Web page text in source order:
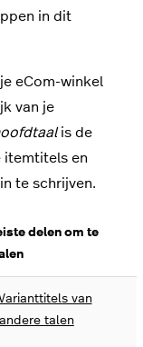
in dit
eCom-winkel
van je
is de
itemtitels en
te schrijven.
delen om te
van
andere talen